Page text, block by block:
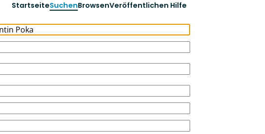
StartseiteSuchenBrowsenVeröffentlichen Hilfe